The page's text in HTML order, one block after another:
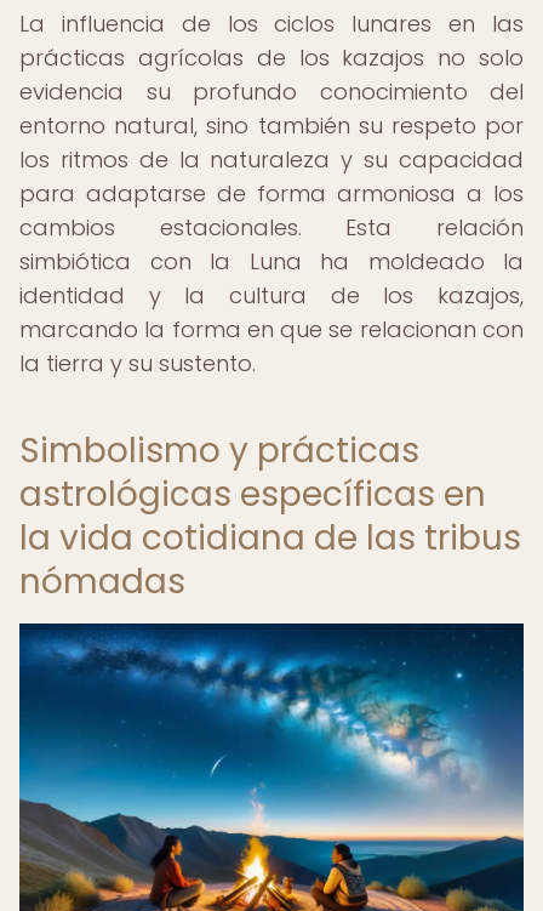
La influencia de los ciclos lunares en las
prácticas agrícolas de los kazajos no solo
evidencia su profundo conocimiento del
entorno natural, sino también su respeto por
los ritmos de la naturaleza y su capacidad
para adaptarse de forma armoniosa a los
cambios estacionales. Esta relación
simbiótica con la Luna ha moldeado la
identidad y la cultura de los kazajos,
marcando la forma en que se relacionan con
la tierra y su sustento.
Simbolismo y prácticas
astrológicas específicas en
la vida cotidiana de las tribus
nómadas